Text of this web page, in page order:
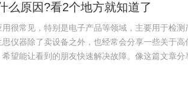
么原因?看2个地方就知道了
常见，特别是电子产品等领域，主要用于检测
仪器除了卖设备之外，也经常会分享一些关于
望能让看到的朋友快速解决故障。像这篇文章分